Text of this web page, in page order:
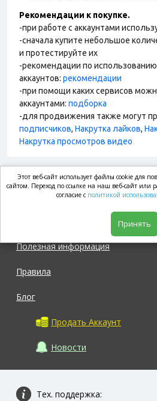
Рекомендации к покупке.
-при работе с аккаунтами
-сначала купите небольшое
и протестируйте их
-рекомендации по использованию
аккаунтов: рекомендации
-при помощи каких сервисов
аккаунтами: подборка
-для продвижения также могут
подписчиков, Накрутка лайков,
Накрутка просмотров видео
market.com
Полезная информация
Правила
Блог
Продать Аккаунт
Новости
Тех. поддержка:
Этот веб-сайт использует файлы cookie для
сайтом. Переход по ссылке на наш веб-сайт или
согласие с политикой
Принять